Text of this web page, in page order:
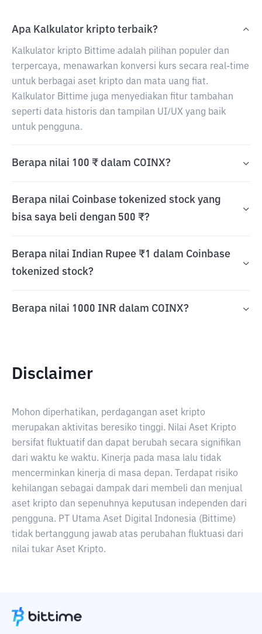
Apa Kalkulator kripto terbaik?
Kalkulator kripto Bittime adalah pilihan populer dan
terpercaya, menawarkan konversi kurs secara real-time
untuk berbagai aset kripto dan mata uang fiat.
Kalkulator Bittime juga menyediakan fitur tambahan
seperti data historis dan tampilan UI/UX yang baik
untuk pengguna.
Berapa nilai 100 ₹ dalam COINX?
Berapa nilai Coinbase tokenized stock yang
bisa saya beli dengan 500 ₹?
Berapa nilai Indian Rupee ₹1 dalam Coinbase
tokenized stock?
Berapa nilai 1000 INR dalam COINX?
Disclaimer
Mohon diperhatikan, perdagangan aset kripto
merupakan aktivitas beresiko tinggi. Nilai Aset Kripto
bersifat fluktuatif dan dapat berubah secara signifikan
dari waktu ke waktu. Kinerja pada masa lalu tidak
mencerminkan kinerja di masa depan. Terdapat risiko
kehilangan sebagai dampak dari membeli dan menjual
aset kripto dan sepenuhnya keputusan independen dari
pengguna. PT Utama Aset Digital Indonesia (Bittime)
tidak bertanggung jawab atas perubahan fluktuasi dari
nilai tukar Aset Kripto.